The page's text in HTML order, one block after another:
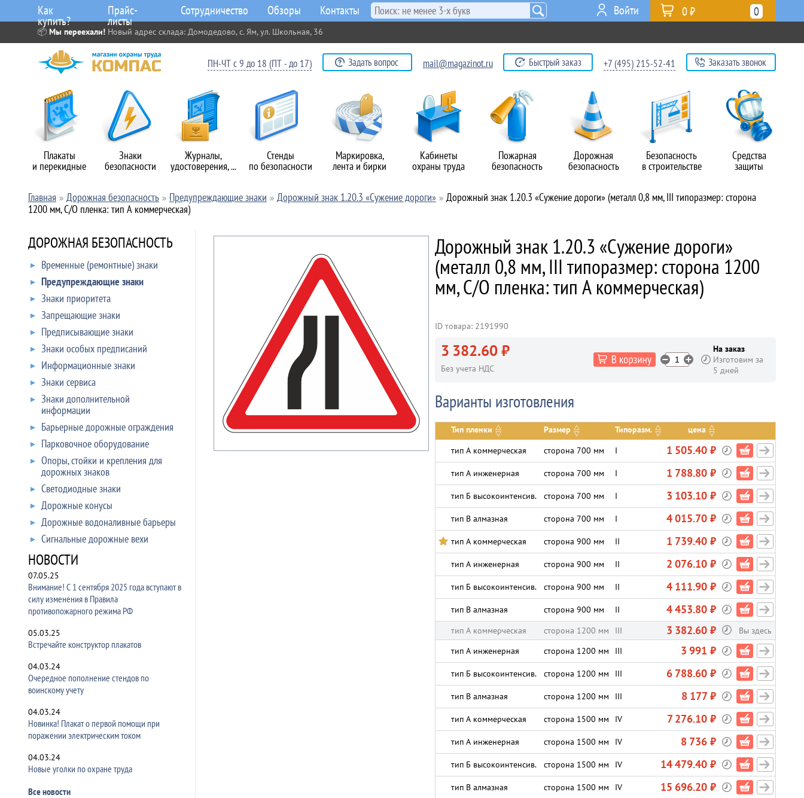
📦 Мы переехали! Новый адрес склада: Домодедово, с. Ям, ул. Школьная, 36
Плакаты
и перекидные
Знаки
безопасности
Журналы,
удостоверения, ...
Стенды
по безопасности
Маркировка,
лента и бирки
Кабинеты
охраны труда
Пожарная
безопасность
Дорожная
безопасность
Безопасность
в строительстве
Средства
защиты
Как
купить?
Прайс-
листы
Сотрудничество Обзоры Контакты 0
0 ₽
Войти
ПН-ЧТ с 9 до 18 (ПТ - до 17) Задать вопрос mail@magazinot.ru Быстрый заказ +7 (495) 215-52-41 Заказать звонок
Главная Дорожная безопасность Предупреждающие знаки Дорожный знак 1.20.3 «Сужение дороги»
Дорожный знак 1.20.3 «Сужение дороги» (металл 0,8 мм, III типоразмер: сторона
1200 мм, С/О пленка: тип А коммерческая)
ДОРОЖНАЯ БЕЗОПАСНОСТЬ
Временные (ремонтные) знаки
Предупреждающие знаки
Знаки приоритета
Запрещающие знаки
Предписывающие знаки
Знаки особых предписаний
Информационные знаки
Знаки сервиса
Знаки дополнительной
информации
Барьерные дорожные ограждения
Парковочное оборудование
Опоры, стойки и крепления для
дорожных знаков
Светодиодные знаки
Дорожные конусы
Дорожные водоналивные барьеры
Сигнальные дорожные вехи
НОВОСТИ
07.05.25
Внимание! С 1 сентября 2025 года вступают в
силу изменения в Правила
противопожарного режима РФ
05.03.25
Встречайте конструктор плакатов
04.03.24
Очередное пополнение стендов по
воинскому учету
04.03.24
Новинка! Плакат о первой помощи при
поражении электрическим током
04.03.24
Новые уголки по охране труда
Все новости
Дорожный знак 1.20.3 «Сужение дороги»
(металл 0,8 мм, III типоразмер: сторона 1200
мм, С/О пленка: тип А коммерческая)
ID товара: 2191990
3 382.60 ₽
Без учета НДС
На заказ
Изготовим за
5 дней
Варианты изготовления
Тип пленки Размер Типоразм.
цена
тип А коммерческая
сторона 700 мм I 1 505.40 ₽
тип А инженерная сторона 700 мм I 1 788.80 ₽
тип Б высокоинтенсив. сторона 700 мм I 3 103.10 ₽
тип В алмазная сторона 700 мм I 4 015.70 ₽
тип А коммерческая сторона 900 мм II 1 739.40 ₽
тип А инженерная сторона 900 мм II 2 076.10 ₽
тип Б высокоинтенсив. сторона 900 мм II 4 111.90 ₽
тип В алмазная сторона 900 мм II 4 453.80 ₽
тип А коммерческая сторона 1200 мм III 3 382.60 ₽
Вы здесь
тип А инженерная
сторона 1200 мм III 3 991 ₽
тип Б высокоинтенсив. сторона 1200 мм III 6 788.60 ₽
тип В алмазная сторона 1200 мм III 8 177 ₽
тип А коммерческая сторона 1500 мм IV 7 276.10 ₽
тип А инженерная сторона 1500 мм IV 8 736 ₽
тип Б высокоинтенсив. сторона 1500 мм IV 14 479.40 ₽
тип В алмазная сторона 1500 мм IV 15 696.20 ₽